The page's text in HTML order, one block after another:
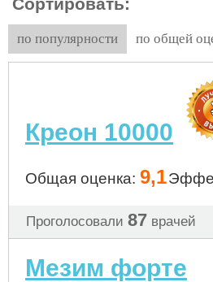
по популярности по общей
Креон 10000
Общая оценка: 9,1
Проголосовали 87 врачей
Мезим форте